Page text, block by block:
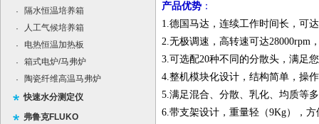
·
隔水恒温培养箱
·
人工气候培养箱
·
电热恒温加热板
·
箱式电炉/马弗炉
·
陶瓷纤维高温马弗炉
快速水分测定仪
弗鲁克FLUKO
产品优势 ：
1.德国马达，连续工作时间长，可
2.无极调速，高转速可达28000rpm
3.可选配20种不同的分散头，满足
4.整机模块化设计，结构简单，操
5.满足混合、分散、乳化、均质等
6.带支架设计，重量轻（9Kg），